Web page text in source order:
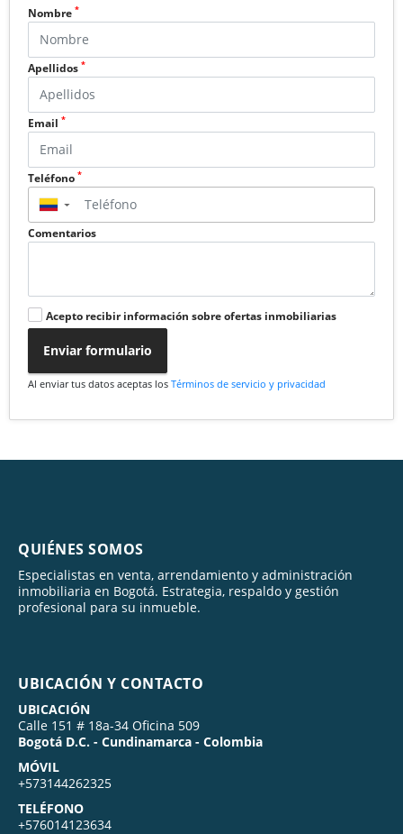
Nombre *
Apellidos *
Email *
Teléfono *
▼
Comentarios
Acepto recibir información sobre ofertas inmobiliarias
Enviar formulario
Al enviar tus datos aceptas los Términos de servicio y privacidad
QUIÉNES SOMOS
Especialistas en venta, arrendamiento y administración
inmobiliaria en Bogotá. Estrategia, respaldo y gestión
profesional para su inmueble.
UBICACIÓN Y CONTACTO
UBICACIÓN
Calle 151 # 18a-34 Oficina 509
Bogotá D.C. - Cundinamarca - Colombia
MÓVIL
+573144262325
TELÉFONO
+576014123634